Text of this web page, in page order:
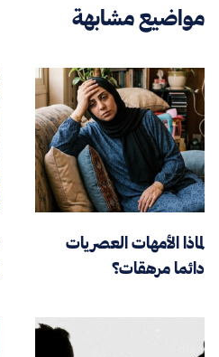
مواضيع مشابهة
لماذا الأمهات العصريات
دائما مرهقات؟